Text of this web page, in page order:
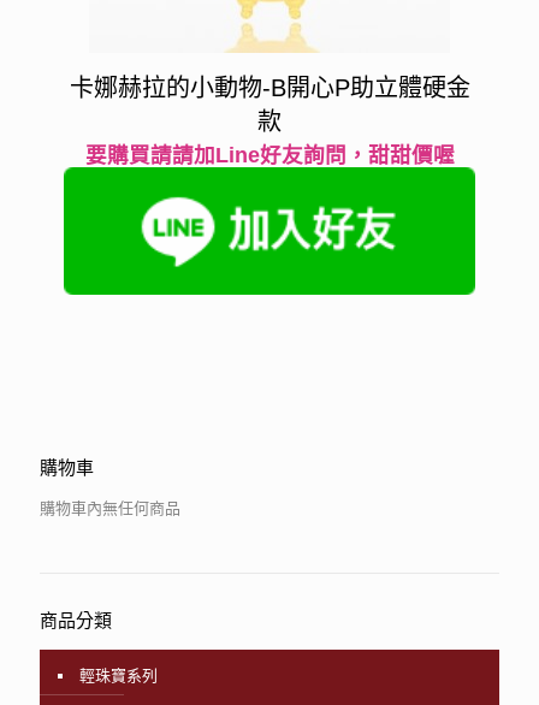
卡娜赫拉的小動物-B開心P助立體硬金
款
要購買請請加Line好友詢問，甜甜價喔
購物車
購物車內無任何商品
商品分類
輕珠寶系列